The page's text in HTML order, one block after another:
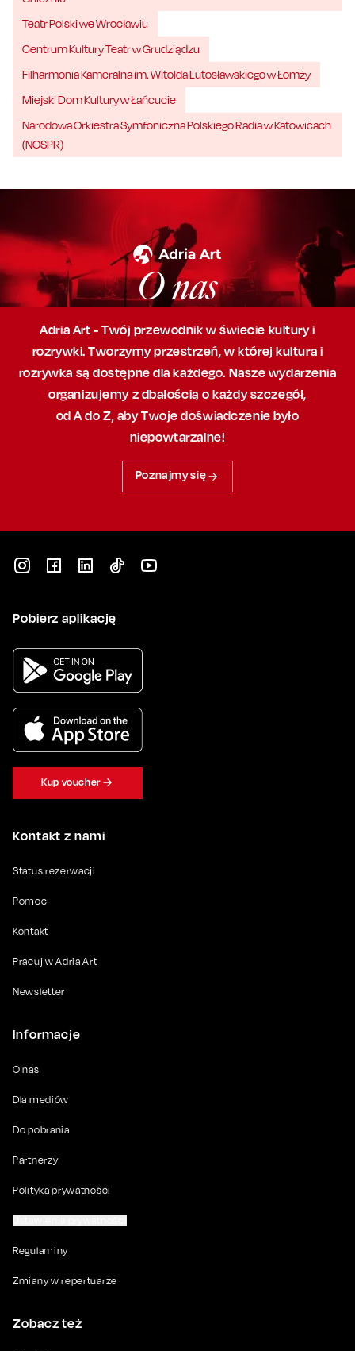
Teatr Polski we Wrocławiu
Centrum Kultury Teatr w Grudziądzu
Filharmonia Kameralna im. Witolda Lutosławskiego w Łomży
Miejski Dom Kultury w Łańcucie
Narodowa Orkiestra Symfoniczna Polskiego Radia w Katowicach
(NOSPR)
O nas
Adria Art - Twój przewodnik w świecie kultury i
rozrywki. Tworzymy przestrzeń,w której kultura i
rozrywka są dostępne dla każdego. Nasze wydarzenia
organizujemy z dbałością o każdy szczegół,
od A do Z, abyTwoje doświadczenie było
niepowtarzalne!
Poznajmy się
Kontakt z nami
Status rezerwacji
Pomoc
Kontakt
Pracuj w Adria Art
Newsletter
Informacje
O nas
Dla mediów
Do pobrania
Partnerzy
Polityka prywatności
Regulaminy
Zmiany w repertuarze
Zobacz też
Pobierz aplikację
Kup voucher